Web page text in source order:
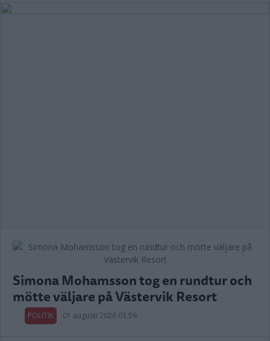
Simona Mohamsson tog en rundtur och
mötte väljare på Västervik Resort
POLITIK 01 augusti 2026 03.59